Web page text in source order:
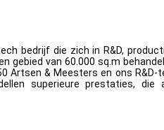
bedrijf die zich in R&D,
gebied van 60.000 sq.m
Artsen & Meesters en ons
superieure prestaties, die